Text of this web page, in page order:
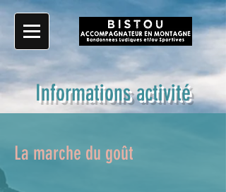
Informations activité
La marche du goût